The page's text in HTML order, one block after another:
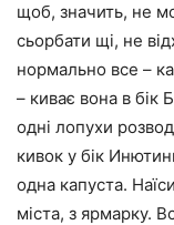
щоб, значить, не
сьорбати щі, не
нормально все –
– киває вона в бік
одні лопухи
кивок у бік
одна капуста.
міста, з ярмарку.